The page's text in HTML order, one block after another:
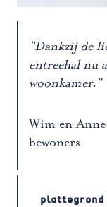
"Dankzij de
entreehal nu
woonkamer."
Wim en
bewoners
plattegrond